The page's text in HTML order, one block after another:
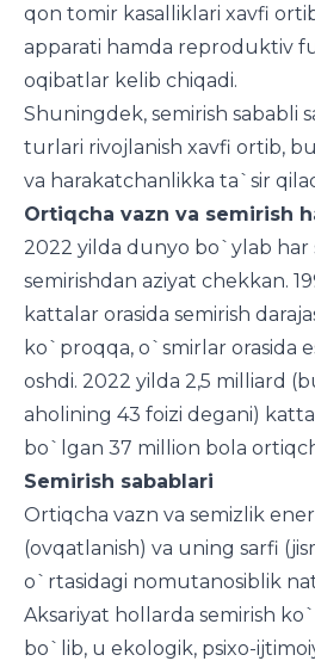
qon tomir kasalliklari xavfi
apparati hamda reproduktiv
oqibatlar kelib chiqadi.
Shuningdek, semirish sababli
turlari rivojlanish xavfi ortib,
va harakatchanlikka ta`sir
Ortiqcha vazn va semirish
2022 yilda dunyo bo`ylab har
semirishdan aziyat chekkan.
kattalar orasida semirish
ko`proqqa, o`smirlar orasida
oshdi. 2022 yilda 2,5 milliard
aholining 43 foizi degani)
bo`lgan 37 million bola
Semirish sabablari
Ortiqcha vazn va semizlik
(ovqatlanish) va uning sarfi
o`rtasidagi nomutanosiblik
Aksariyat hollarda semirish
bo`lib, u ekologik, psixo-